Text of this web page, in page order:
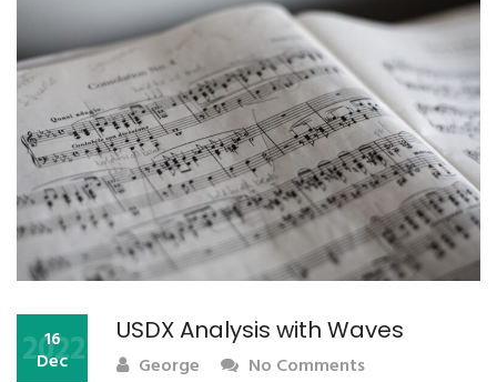
USDX Analysis with Waves
16
Dec
2022 George
No Comments